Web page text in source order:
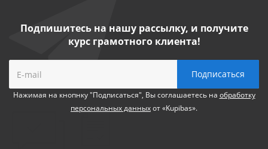
Подпишитесь на нашу рассылку, и получите
курс грамотного клиента!
Нажимая на кнопнку "Подписаться", Вы соглашаетесь на обработку
персональных данныхот «Kupibas».